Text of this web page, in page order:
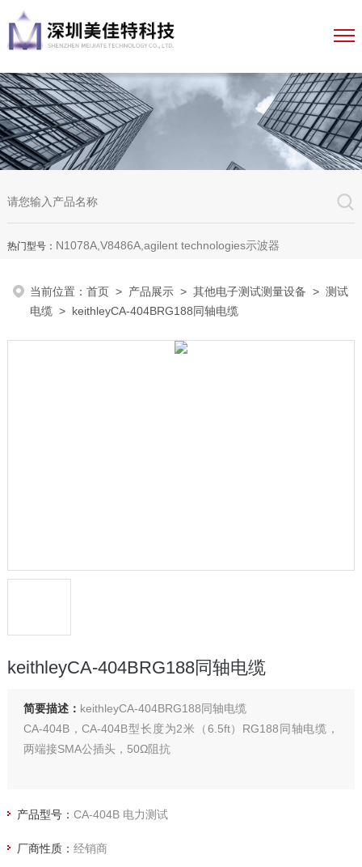
热门型号： N1078A,V8486A,agilent technologies示波器
当前位置：首页 > 产品展示 >其他电子测试测量设备 >测试
电缆 > keithleyCA-404BRG188同轴电缆
keithleyCA-404BRG188同轴电缆
简要描述： keithleyCA-404BRG188同轴电缆
CA-404B，CA-404B型长度为2米（6.5ft）RG188同轴电缆，
两端接SMA公插头，50Ω阻抗
产品型号： CA-404B 电力测试
厂商性质： 经销商